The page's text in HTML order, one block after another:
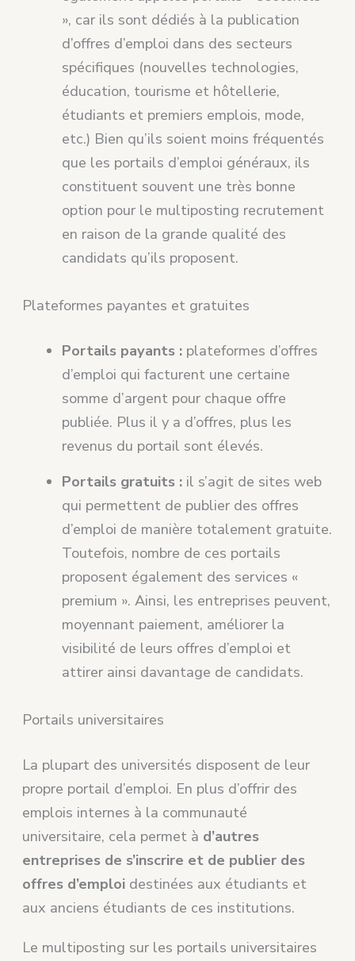
», car ils sont dédiés à la publication
d’offres d’emploi dans des secteurs
spécifiques (nouvelles technologies,
éducation, tourisme et hôtellerie,
étudiants et premiers emplois, mode,
etc.) Bien qu’ils soient moins fréquentés
que les portails d’emploi généraux, ils
constituent souvent une très bonne
option pour le multiposting recrutement
en raison de la grande qualité des
candidats qu’ils proposent.
Plateformes payantes et gratuites
Portails payants : plateformes d’offres
d’emploi qui facturent une certaine
somme d’argent pour chaque offre
publiée. Plus il y a d’offres, plus les
revenus du portail sont élevés.
Portails gratuits : il s’agit de sites web
qui permettent de publier des offres
d’emploi de manière totalement gratuite.
Toutefois, nombre de ces portails
proposent également des services «
premium ». Ainsi, les entreprises peuvent,
moyennant paiement, améliorer la
visibilité de leurs offres d’emploi et
attirer ainsi davantage de candidats.
Portails universitaires
La plupart des universités disposent de leur
propre portail d’emploi. En plus d’offrir des
emplois internes à la communauté
universitaire, cela permet à d’autres
entreprises de s’inscrire et de publier des
offres d’emploi destinées aux étudiants et
aux anciens étudiants de ces institutions.
Le multiposting sur les portails universitaires